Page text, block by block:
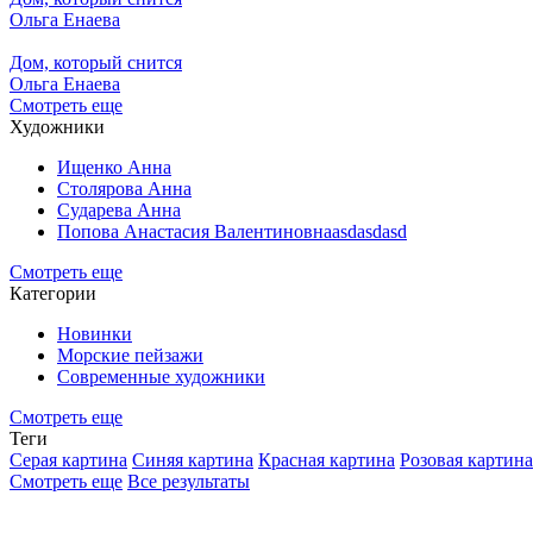
Ольга Енаева
Дом, который снится
Ольга Енаева
Смотреть еще
Художники
Ищенко Анна
Столярова Анна
Сударева Анна
Попова Анастасия Валентиновнаasdasdasd
Смотреть еще
Категории
Новинки
Морские пейзажи
Современные художники
Смотреть еще
Теги
Серая картина Синяя картина Красная картина Розовая картина
Смотреть еще Все результаты